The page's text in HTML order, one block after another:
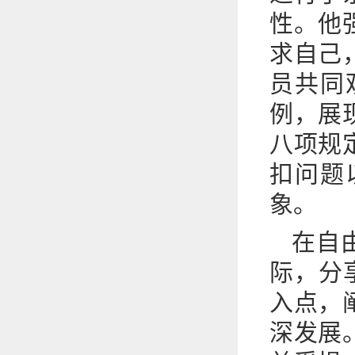
性。他
求自己
员共同
例，展
八项规
扣问题
象。
在自
际，分
入点，
深发展